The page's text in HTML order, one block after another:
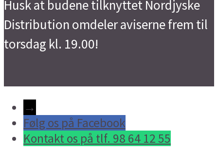
Husk at budene tilknyttet Nordjyske
Distribution omdeler aviserne frem til
torsdag kl. 19.00!
→
Følg os på Facebook
Kontakt os på tlf. 98 64 12 55